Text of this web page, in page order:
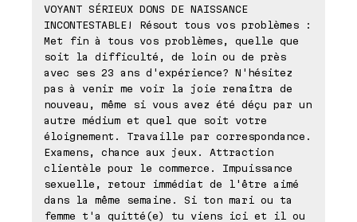
VOYANT SÉRIEUX DONS DE NAISSANCE
INCONTESTABLE! Résout tous vos problèmes :
Met fin à tous vos problèmes, quelle que
soit la difficulté, de loin ou de près
avec ses 23 ans d'expérience? N'hésitez
pas à venir me voir la joie renaîtra de
nouveau, même si vous avez été déçu par un
autre médium et quel que soit votre
éloignement. Travaille par correspondance.
Examens, chance aux jeux. Attraction
clientèle pour le commerce. Impuissance
sexuelle, retour immédiat de l'être aimé
dans la même semaine. Si ton mari ou ta
femme t'a quitté(e) tu viens ici et il ou